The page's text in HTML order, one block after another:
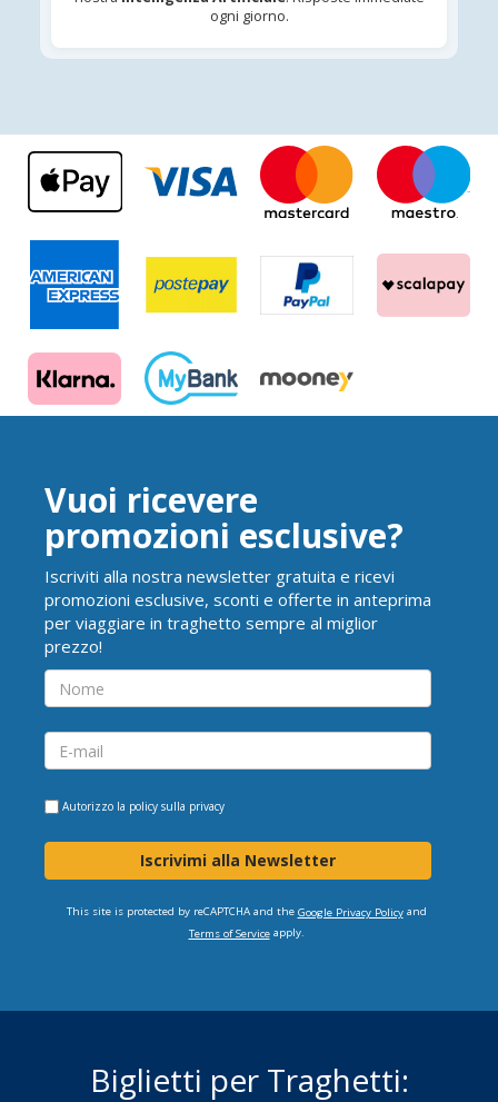
ogni giorno.
Vuoi ricevere
promozioni esclusive?
Iscriviti alla nostra newsletter gratuita e ricevi
promozioni esclusive, sconti e offerte in anteprima
per viaggiare in traghetto sempre al miglior
prezzo!
Autorizzo la policy sulla privacy
Iscrivimi alla Newsletter
This site is protected by reCAPTCHA and the Google Privacy Policyand
Terms of Serviceapply.
Biglietti per Traghetti: